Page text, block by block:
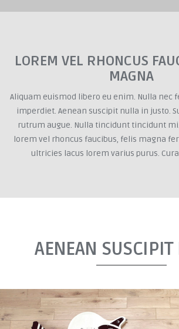
LOREM VEL RHONCUS
MAGNA
Aliquam euismod libero eu enim. Nulla nec
imperdiet. Aenean suscipit nulla in justo.
rutrum augue. Nulla tincidunt tincidunt
lorem vel rhoncus faucibus, felis magna
ultricies lacus lorem varius purus.
AENEAN